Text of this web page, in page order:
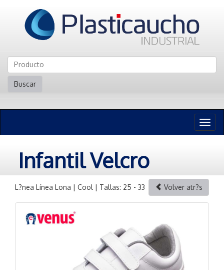
Buscar
n
Infantil Velcro
L?nea Línea Lona | Cool | Tallas: 25 - 33 Volver atr?s